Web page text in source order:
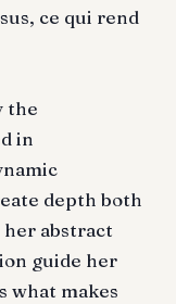
ce qui rend
the
in
depth both
abstract
guide her
what makes